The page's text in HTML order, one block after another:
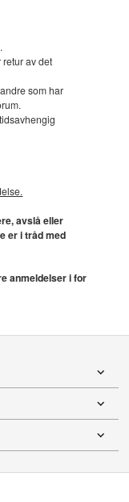
av det
som har
avslå eller
er i tråd med
anmeldelser i for